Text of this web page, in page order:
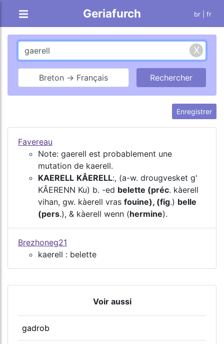
Geriafurch br | fr
Breton → Français
Enregistrer
Favereau
Note: gaerell est probablement une
mutation de kaerell.
KAERELL KÂERELL:, (a-w. drougvesket g'
KÂERENN Ku) b. -ed belette (préc. kàerell
vihan, gw. kàerell vras fouine), (fig.) belle
(pers.), & kàerell wenn (hermine).
Brezhoneg21
kaerell : belette
Voir aussi
gadrob